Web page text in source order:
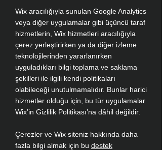
Wix aracılığıyla sunulan Google Analytics
veya diğer uygulamalar gibi üçüncü taraf
hizmetlerin, Wix hizmetleri aracılığıyla
çerez yerleştirirken ya da diğer izleme
teknolojilerinden yararlanırken
uyguladıkları bilgi toplama ve saklama
şekilleri ile ilgili kendi politikaları
olabileceği unutulmamalıdır. Bunlar harici
hizmetler olduğu için, bu tür uygulamalar
Wix’in Gizlilik Politikası’na dâhil değildir.
Çerezler ve Wix siteniz hakkında daha
fazla bilgi almak için bu destek